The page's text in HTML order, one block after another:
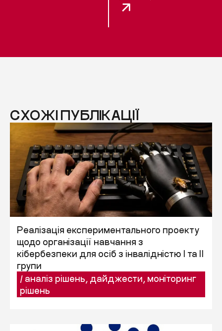
СХОЖІ ПУБЛІКАЦІЇ
Реалізація експериментального проекту
щодо організації навчання з
кібербезпеки для осіб з інвалідністю I та II
групи
/ аналіз рішень, дайджести, моніторинг
рішень